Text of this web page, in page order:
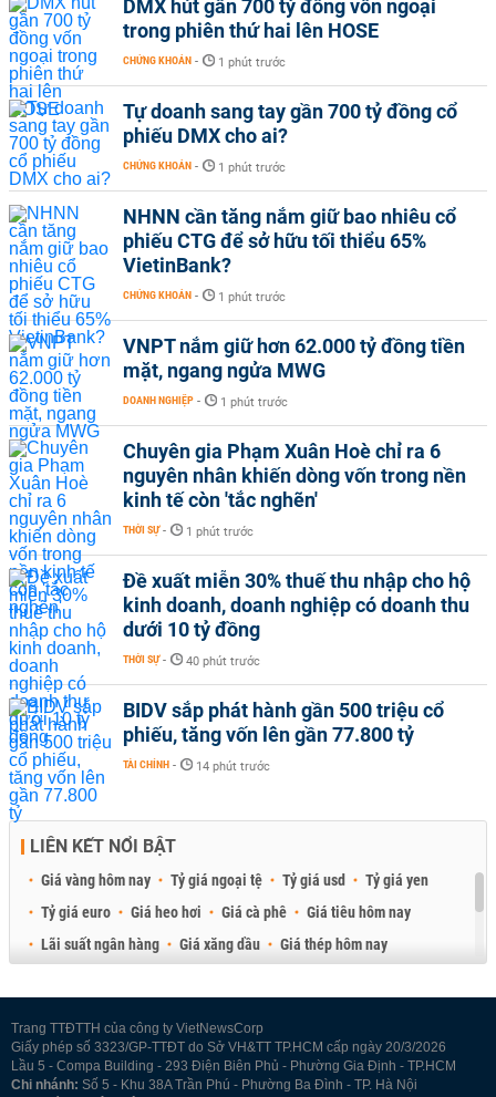
DMX hút gần 700 tỷ đồng vốn ngoại
trong phiên thứ hai lên HOSE
CHỨNG KHOÁN - 1 phút trước
Tự doanh sang tay gần 700 tỷ đồng cổ
phiếu DMX cho ai?
CHỨNG KHOÁN - 1 phút trước
NHNN cần tăng nắm giữ bao nhiêu cổ
phiếu CTG để sở hữu tối thiểu 65%
VietinBank?
CHỨNG KHOÁN - 1 phút trước
VNPT nắm giữ hơn 62.000 tỷ đồng tiền
mặt, ngang ngửa MWG
DOANH NGHIỆP - 1 phút trước
Chuyên gia Phạm Xuân Hoè chỉ ra 6
nguyên nhân khiến dòng vốn trong nền
kinh tế còn 'tắc nghẽn'
THỜI SỰ - 1 phút trước
Đề xuất miễn 30% thuế thu nhập cho hộ
kinh doanh, doanh nghiệp có doanh thu
dưới 10 tỷ đồng
THỜI SỰ - 40 phút trước
BIDV sắp phát hành gần 500 triệu cổ
phiếu, tăng vốn lên gần 77.800 tỷ
TÀI CHÍNH - 14 phút trước
LIÊN KẾT NỔI BẬT
Giá vàng hôm nay Tỷ giá ngoại tệ Tỷ giá usd
Tỷ giá yen
Tỷ giá euro
Giá heo hơi Giá cà phê
Giá tiêu hôm nay
Lãi suất ngân hàng
Giá xăng dầu
Giá thép hôm nay
Trang TTĐTTH của công ty VietNewsCorp
Giấy phép số 3323/GP-TTĐT do Sở VH&TT TP.HCM cấp ngày 20/3/2026
Lầu 5 - Compa Building - 293 Điện Biên Phủ - Phường Gia Định - TP.HCM
Chi nhánh: Số 5 - Khu 38A Trần Phú - Phường Ba Đình - TP. Hà Nội